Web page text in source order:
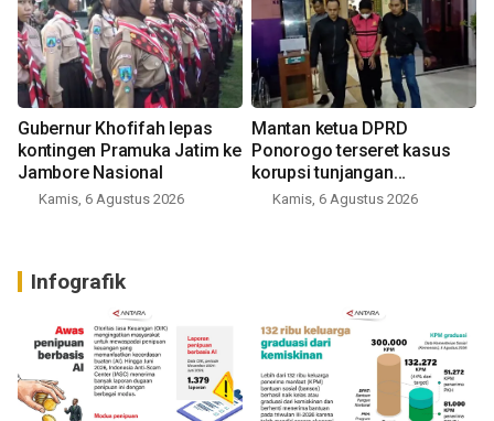
Gubernur Khofifah lepas
kontingen Pramuka Jatim ke
Jambore Nasional
Kamis, 6 Agustus 2026
Mantan ketua DPRD
Ponorogo terseret kasus
korupsi tunjangan
perumahan
Kamis, 6 Agustus 2026
Infografik